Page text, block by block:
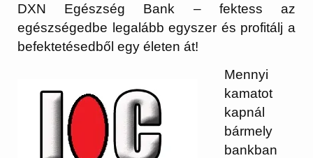
DXN Egészség Bank – fektess az
egészségedbe legalább egyszer és profitálj a
befektetésedből egy életen át!
Mennyi
kamatot
kapnál
bármely
bankban